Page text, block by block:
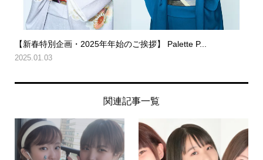
【新春特別企画・2025年年始のご挨拶】 Palette P...
2025.01.03
関連記事一覧